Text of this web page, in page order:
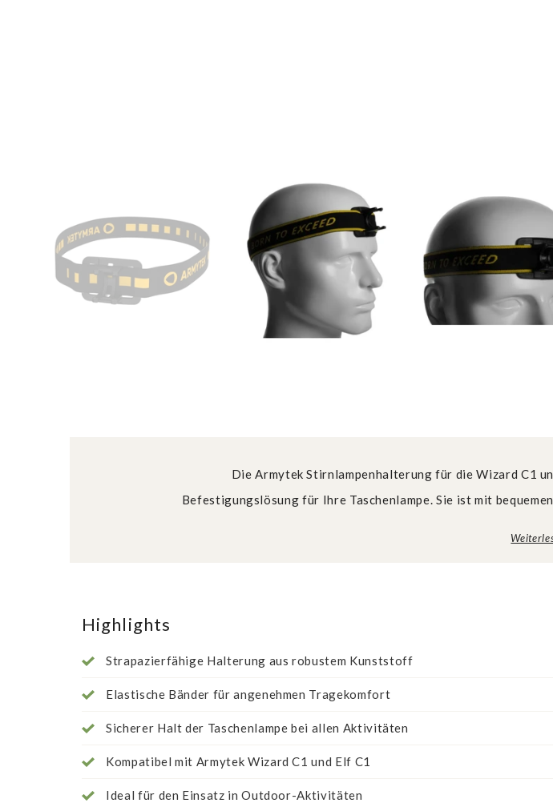
Die Armytek Stirnlampenhalterung für die Wizard C1
Befestigungslösung für Ihre Taschenlampe. Sie ist mit
Highlights
Strapazierfähige Halterung aus robustem Kunststoff
Elastische Bänder für angenehmen Tragekomfort
Sicherer Halt der Taschenlampe bei allen Aktivitäten
Kompatibel mit Armytek Wizard C1 und Elf C1
Ideal für den Einsatz in Outdoor-Aktivitäten